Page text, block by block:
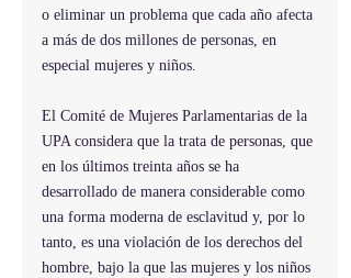
o eliminar un problema que cada año afecta
a más de dos millones de personas, en
especial mujeres y niños.
El Comité de Mujeres Parlamentarias de la
UPA considera que la trata de personas, que
en los últimos treinta años se ha
desarrollado de manera considerable como
una forma moderna de esclavitud y, por lo
tanto, es una violación de los derechos del
hombre, bajo la que las mujeres y los niños